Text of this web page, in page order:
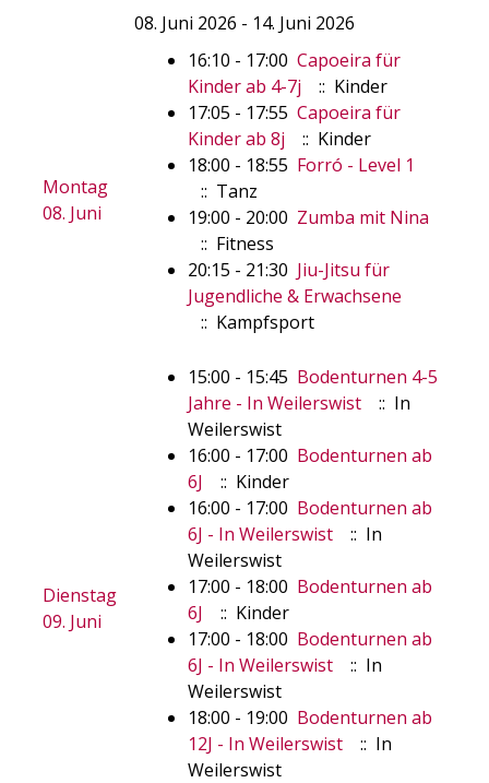
08. Juni 2026 - 14. Juni 2026
Montag
08. Juni
16:10 - 17:00 Capoeira für
Kinder ab 4-7j
:: Kinder
17:05 - 17:55 Capoeira für
Kinder ab 8j
:: Kinder
18:00 - 18:55 Forró - Level 1
:: Tanz
19:00 - 20:00 Zumba mit Nina
:: Fitness
20:15 - 21:30 Jiu-Jitsu für
Jugendliche & Erwachsene
:: Kampfsport
Dienstag
09. Juni
15:00 - 15:45 Bodenturnen 4-5
Jahre - In Weilerswist
:: In
Weilerswist
16:00 - 17:00 Bodenturnen ab
6J
:: Kinder
16:00 - 17:00 Bodenturnen ab
6J - In Weilerswist
:: In
Weilerswist
17:00 - 18:00 Bodenturnen ab
6J
:: Kinder
17:00 - 18:00 Bodenturnen ab
6J - In Weilerswist
:: In
Weilerswist
18:00 - 19:00 Bodenturnen ab
12J - In Weilerswist
:: In
Weilerswist